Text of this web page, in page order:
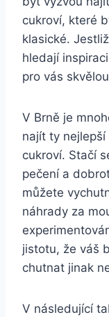
cukroví, které
klasické.
hledají
pro vás
V Brně je
najít ty
cukroví. Stačí
pečení a
můžete
náhrady za
jistotu, že váš
chutnat jinak
V následující